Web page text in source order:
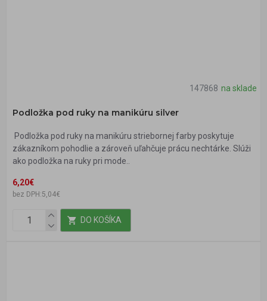
147868 na sklade
Podložka pod ruky na manikúru silver
Podložka pod ruky na manikúru striebornej farby poskytuje
zákazníkom pohodlie a zároveň uľahčuje prácu nechtárke. Slúži
ako podložka na ruky pri mode..
6,20€
bez DPH:5,04€
DO KOŠÍKA